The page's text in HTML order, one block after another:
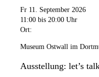
Fr 11. September 2026
11:00 bis 20:00 Uhr
Ort:
Museum Ostwall im
Ausstellung: let’s